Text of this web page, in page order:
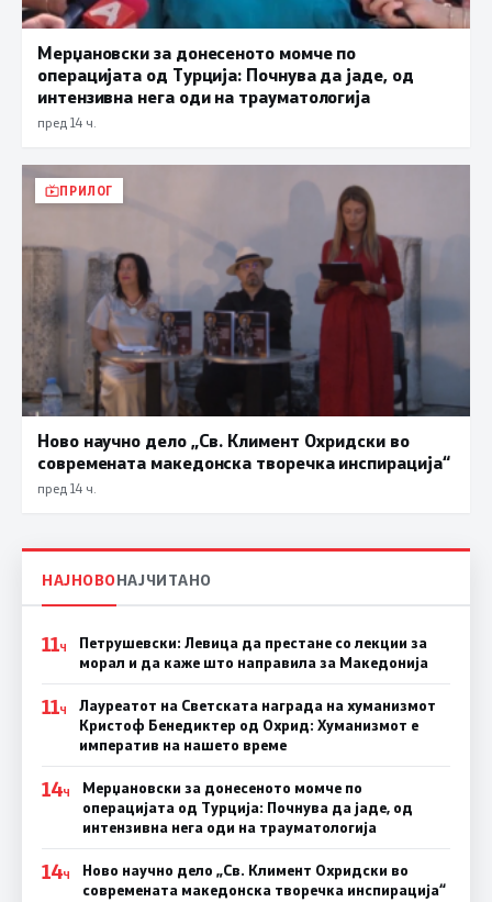
Мерџановски за донесеното момче по
операцијата од Турција: Почнува да јаде, од
интензивна нега оди на трауматологија
пред 14 ч.
ПРИЛОГ
Ново научно дело „Св. Климент Охридски во
современата македонска творечка инспирација“
пред 14 ч.
НАЈНОВОНАЈЧИТАНО
11Ч
Петрушевски: Левица да престане со лекции за
морал и да каже што направила за Македонија
11Ч
Лауреатот на Светската награда на хуманизмот
Кристоф Бенедиктер од Охрид: Хуманизмот е
императив на нашето време
14Ч
Мерџановски за донесеното момче по
операцијата од Турција: Почнува да јаде, од
интензивна нега оди на трауматологија
14Ч
Ново научно дело „Св. Климент Охридски во
современата македонска творечка инспирација“